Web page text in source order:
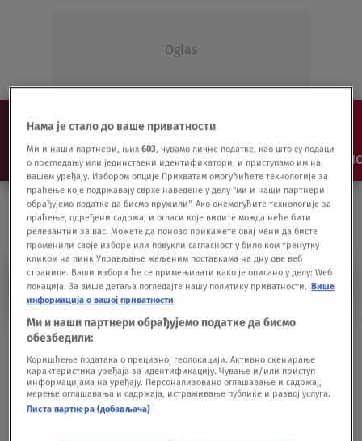
Oglas
NAJNOVIJE VESTI SHOW SPORT VIDEO
RADE ARSENOVIĆ
redakciji Nova.rs
SHOWBIZ 07.07.21.
Нама је стало до ваше приватности
Ми и наши партнери, њих603, чувамо личне податке, као што су подаци
о прегледању или јединствени идентификатори, и приступамо им на
вашем уређају. Избором опције Прихватам омогућићете технологије за
праћење које подржавају сврхе наведене у делу "ми и наши партнери
обрађујемо податке да бисмо пружили". Ако онемогућите технологије за
праћење, одређени садржај и огласи које видите можда неће бити
релевантни за вас. Можете да поново прикажете овај мени да бисте
променили своје изборе или повукли сагласност у било ком тренутку
кликом на линк Управљање жељеним поставкама на дну ове веб
странице. Ваши избори ће се примењивати како је описано у делу: Wеб
локација. За више детаља погледајте нашу политику приватности. Више
информација о вашој приватности
Ми и наши партнери обрађујемо податке да бисмо
обезбедили:
Коришћење података о прецизној геолокацији. Активно скенирање
карактеристика уређаја за идентификацију. Чување и/или приступ
информацијама на уређају. Персонализовано оглашавање и садржај,
мерење оглашавања и садржаја, истраживање публике и развој услуга.
Листа партнера (добављача)